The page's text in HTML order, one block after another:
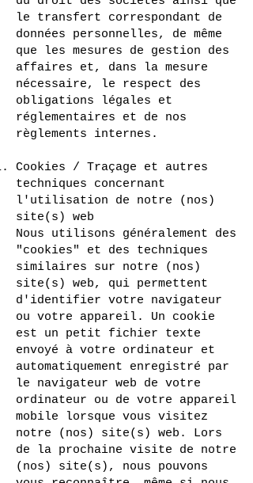
le transfert correspondant de
données personnelles, de même
que les mesures de gestion des
affaires et, dans la mesure
nécessaire, le respect des
obligations légales et
réglementaires et de nos
règlements internes.
Cookies / Traçage et autres
techniques concernant
l'utilisation de notre (nos)
site(s) web
Nous utilisons généralement des
"cookies" et des techniques
similaires sur notre (nos)
site(s) web, qui permettent
d'identifier votre navigateur
ou votre appareil. Un cookie
est un petit fichier texte
envoyé à votre ordinateur et
automatiquement enregistré par
le navigateur web de votre
ordinateur ou de votre appareil
mobile lorsque vous visitez
notre (nos) site(s) web. Lors
de la prochaine visite de notre
(nos) site(s), nous pouvons